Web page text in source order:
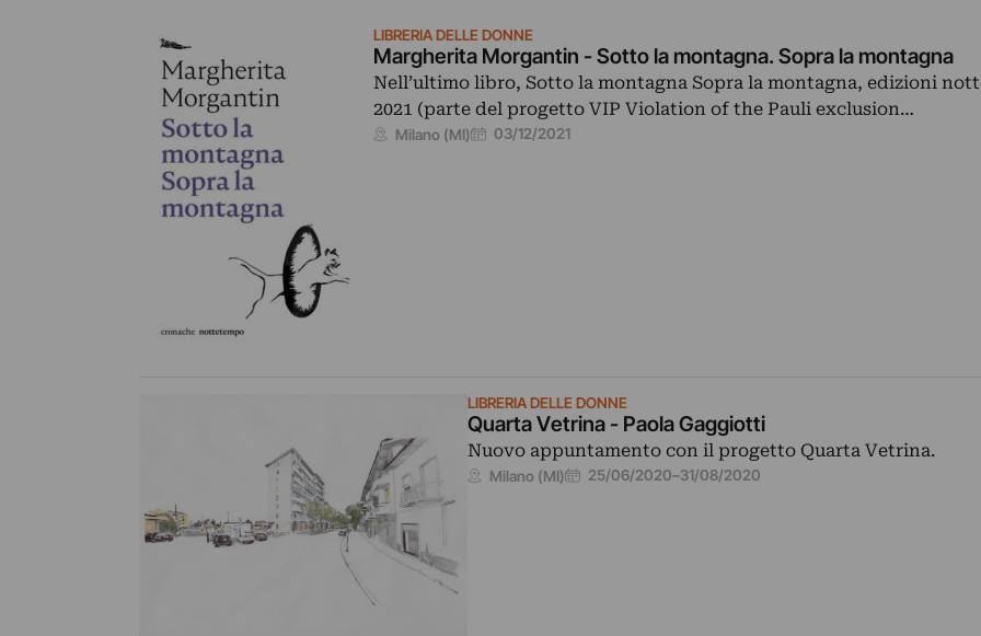
LIBRERIA DELLE DONNE
Margherita Morgantin - Sotto la montagna. Sopra la montagna
Nell’ultimo libro, Sotto la montagna Sopra la montagna, edizioni
2021 (parte del progetto VIP Violation of the Pauli exclusion…
Milano (MI) 03/12/2021
LIBRERIA DELLE DONNE
Quarta Vetrina - Paola Gaggiotti
Nuovo appuntamento con il progetto Quarta Vetrina.
Milano (MI) 25/06/2020–31/08/2020